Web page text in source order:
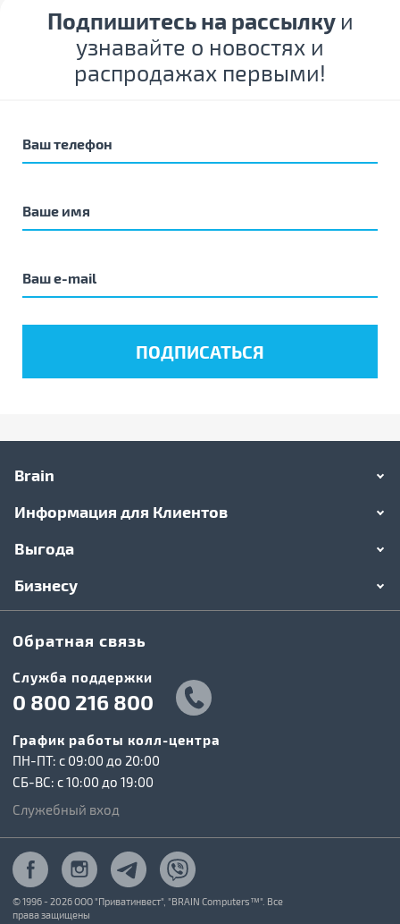
Подпишитесь на рассылку и
узнавайте о новостях и
распродажах первыми!
Brain
Информация для Клиентов
Выгода
Бизнесу
Обратная связь
Служба поддержки
0 800 216 800
График работы колл-центра
ПН-ПТ: c 09:00 до 20:00
СБ-ВС: c 10:00 до 19:00
Служебный вход
© 1996 - 2026 ООО "Приватинвест", "BRAIN Computers™". Все
права защищены